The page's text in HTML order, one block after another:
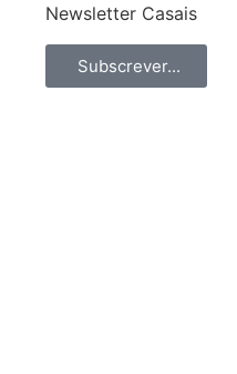
Newsletter Casais
Subscrever...